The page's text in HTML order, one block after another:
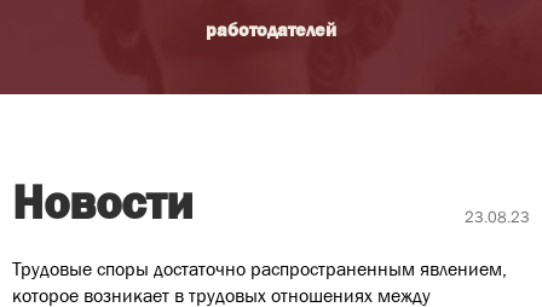
работодателей
Новости 23.08.23
Трудовые споры достаточно распространенным явлением,
которое возникает в трудовых отношениях между